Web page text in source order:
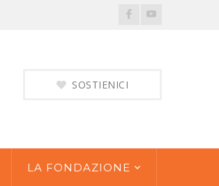
FacebookYoutube
SOSTIENICI
LA FONDAZIONE